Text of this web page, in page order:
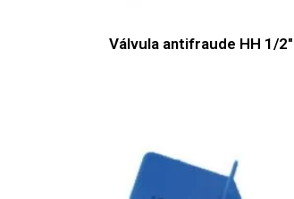
Válvula antifraude HH 1/2″